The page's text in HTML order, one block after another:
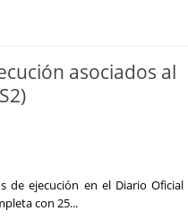
asociados al
de ejecución en el Diario
con 25...